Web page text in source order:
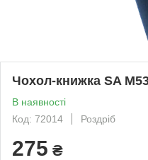
Чохол-книжка SA
В наявності
Код: 72014
Роздріб
275 ₴